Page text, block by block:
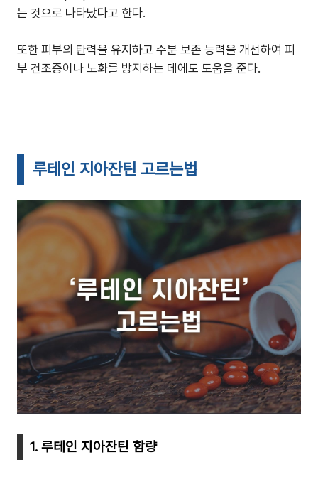
는 것으로 나타났다고 한다.
또한 피부의 탄력을 유지하고 수분 보존 능력을 개선하여 피
부 건조증이나 노화를 방지하는 데에도 도움을 준다.
루테인 지아잔틴 고르는법
1. 루테인 지아잔틴 함량